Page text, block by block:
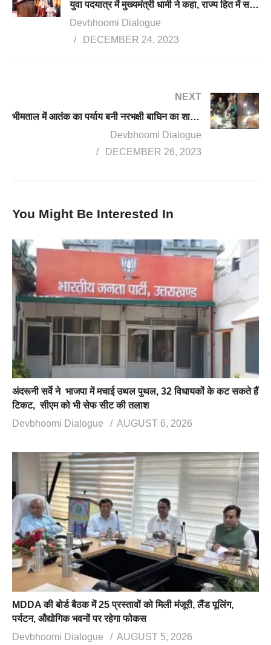
युवा पदयात्र में मुख्यमंत्री धामी ने कहा, राज्य हित में सभी निर्णय लेंगे
Devbhoomi Dialogue
DECEMBER 24, 2023
NEXT
भीमताल में आतंक का पर्याय बनी नरभक्षी बाघिन का शावक पकड़ा गया, खतरा अभी भी बरकरार
Devbhoomi Dialogue
DECEMBER 26, 2023
You Might Be Interested In
अंदरूनी सर्वे ने भाजपा में मचाई उथल पुथल, 32 विधायकों के कट सकते हैं
टिकट, सीएम को भी सेफ सीट की तलाश
Devbhoomi Dialogue
AUGUST 6, 2026
MDDA की बोर्ड बैठक में 25 प्रस्तावों को मिली मंजूरी, लैंड पूलिंग,
पर्यटन, औद्योगिक भवनों पर रहेगा फोकस
Devbhoomi Dialogue
AUGUST 5, 2026